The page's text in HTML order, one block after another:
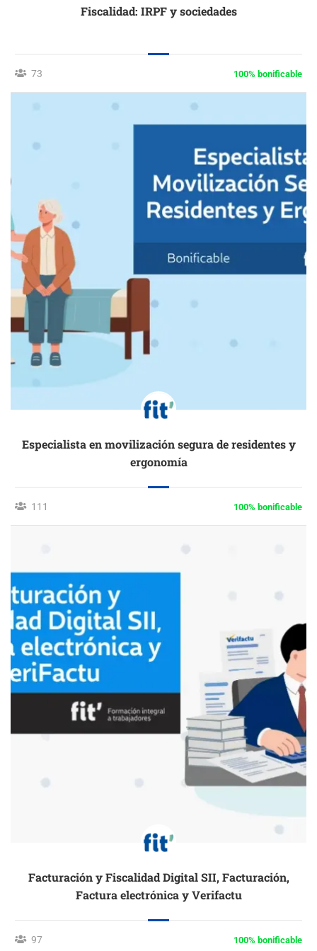
Fiscalidad: IRPF y sociedades
73 100% bonificable
Especialista en movilización segura de residentes y
ergonomía
111 100% bonificable
Facturación y Fiscalidad Digital SII, Facturación,
Factura electrónica y Verifactu
97 100% bonificable